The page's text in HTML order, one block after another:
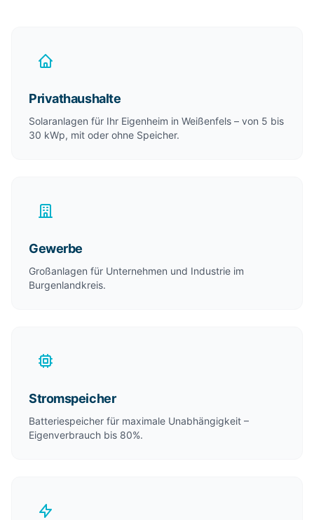
Privathaushalte
Solaranlagen für Ihr Eigenheim in Weißenfels – von 5 bis
30 kWp, mit oder ohne Speicher.
Gewerbe
Großanlagen für Unternehmen und Industrie im
Burgenlandkreis.
Stromspeicher
Batteriespeicher für maximale Unabhängigkeit –
Eigenverbrauch bis 80%.